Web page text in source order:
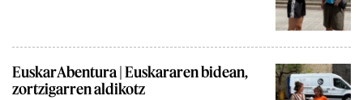
EuskarAbentura | Euskararen bidean,
zortzigarren aldikotz